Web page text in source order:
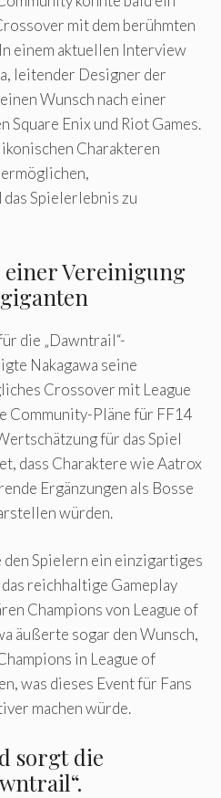
mit dem berühmten
einem aktuellen Interview
leitender Designer der
Wunsch nach einer
Square Enix und Riot Games.
Charakteren
Spielerlebnis zu
einer Vereinigung
die „Dawntrail“-
Nakagawa seine
Crossover mit League
Community-Pläne für FF14
für das Spiel
dass Charaktere wie Aatrox
Ergänzungen als Bosse
würden.
Spielern ein einzigartiges
reichhaltige Gameplay
Champions von League of
äußerte sogar den Wunsch,
in League of
was dieses Event für Fans
machen würde.
sorgt die